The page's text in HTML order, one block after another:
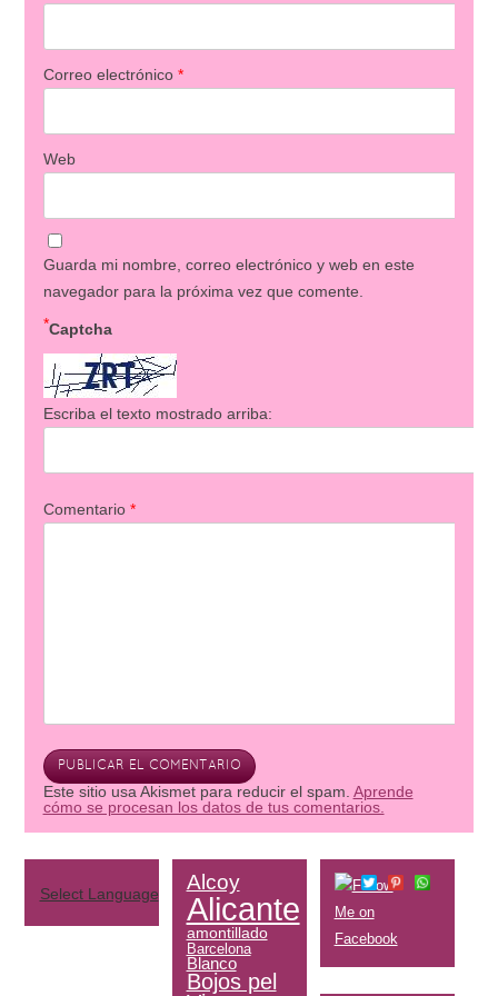
Correo electrónico *
Web
Guarda mi nombre, correo electrónico y web en este
navegador para la próxima vez que comente.
Captcha
*
Escriba el texto mostrado arriba:
Comentario *
Este sitio usa Akismet para reducir el spam. Aprende
cómo se procesan los datos de tus comentarios.
Select Language Alcoy
Alicante
amontillado
Barcelona
Blanco
Bojos pel